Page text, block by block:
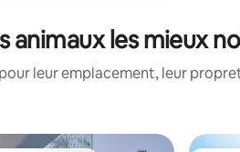
animaux les mieux
leur emplacement, leur